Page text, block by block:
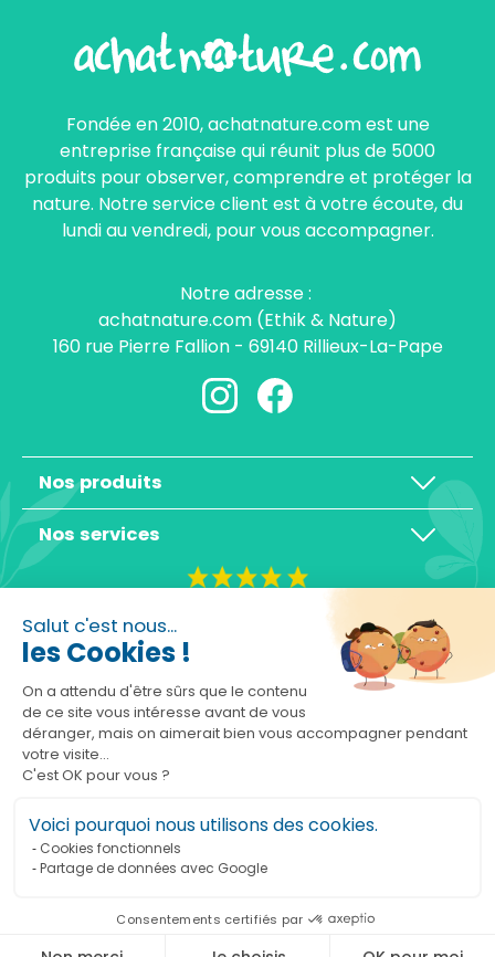
Salut c'est nous...
les Cookies !
On a attendu d'être sûrs que le contenu
de ce site vous intéresse avant de vous
déranger, mais on aimerait bien vous accompagner pendant
votre visite...
C'est OK pour vous ?
Voici pourquoi nous utilisons des cookies.
Cookies fonctionnels
Partage de données avec Google
Consentements certifiés parAjouter au panier
Fondée en 2010, achatnature.com est une
entreprise française qui réunit plus de 5000
produits pour observer, comprendre et protéger la
nature. Notre service client est à votre écoute, du
lundi au vendredi, pour vous accompagner.
Notre adresse :
achatnature.com (Ethik & Nature)
160 rue Pierre Fallion - 69140 Rillieux-La-Pape
Nos produits
Nos services
Marchand approuvé par la Société des Avis Garantis,
cliquez ici pour vérifier